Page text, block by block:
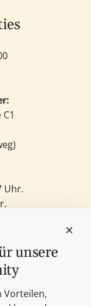
Uhr.
unsere
Vorteilen,